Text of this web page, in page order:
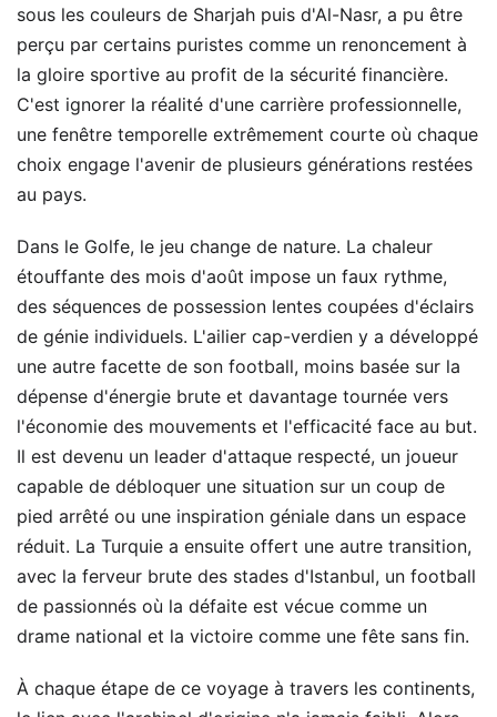
sous les couleurs de Sharjah puis d'Al-Nasr, a pu être
perçu par certains puristes comme un renoncement à
la gloire sportive au profit de la sécurité financière.
C'est ignorer la réalité d'une carrière professionnelle,
une fenêtre temporelle extrêmement courte où chaque
choix engage l'avenir de plusieurs générations restées
au pays.
Dans le Golfe, le jeu change de nature. La chaleur
étouffante des mois d'août impose un faux rythme,
des séquences de possession lentes coupées d'éclairs
de génie individuels. L'ailier cap-verdien y a développé
une autre facette de son football, moins basée sur la
dépense d'énergie brute et davantage tournée vers
l'économie des mouvements et l'efficacité face au but.
Il est devenu un leader d'attaque respecté, un joueur
capable de débloquer une situation sur un coup de
pied arrêté ou une inspiration géniale dans un espace
réduit. La Turquie a ensuite offert une autre transition,
avec la ferveur brute des stades d'Istanbul, un football
de passionnés où la défaite est vécue comme un
drame national et la victoire comme une fête sans fin.
À chaque étape de ce voyage à travers les continents,